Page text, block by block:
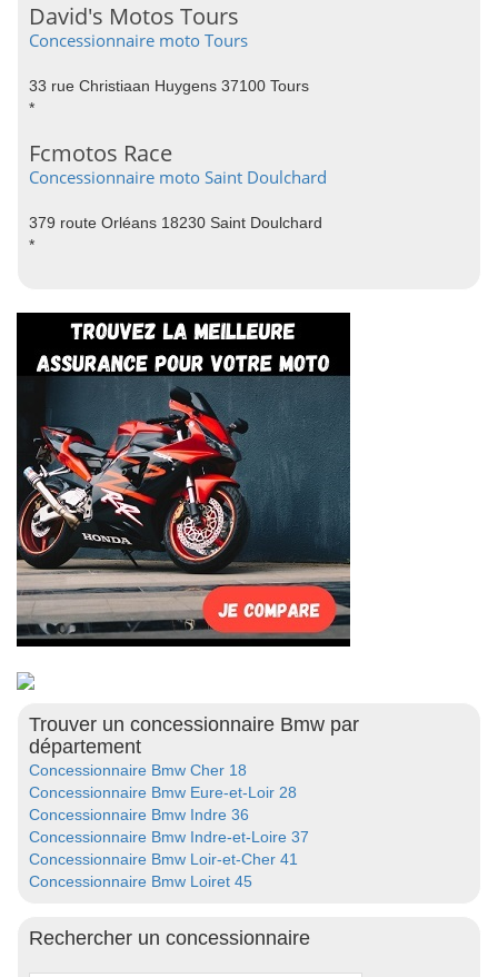
David's Motos Tours
Concessionnaire moto Tours
33 rue Christiaan Huygens 37100 Tours
*
Fcmotos Race
Concessionnaire moto Saint Doulchard
379 route Orléans 18230 Saint Doulchard
*
Trouver un concessionnaire Bmw par
département
Concessionnaire Bmw Cher 18
Concessionnaire Bmw Eure-et-Loir 28
Concessionnaire Bmw Indre 36
Concessionnaire Bmw Indre-et-Loire 37
Concessionnaire Bmw Loir-et-Cher 41
Concessionnaire Bmw Loiret 45
Rechercher un concessionnaire